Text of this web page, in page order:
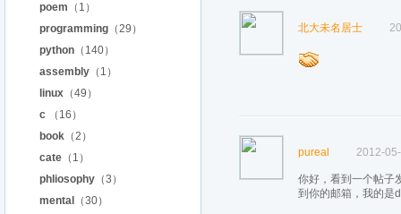
poem （1）
programming （29）
python （140）
assembly （1）
linux （49）
c
（16）
book （2）
cate （1）
phliosophy （3）
mental
（30）
北大未名居士
pureal 2012-
你好，看到一个帖子
到你的邮箱，我的是